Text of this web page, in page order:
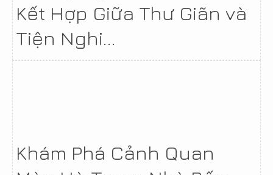
Kết Hợp Giữa Thư Giãn và
Tiện Nghi...
Khám Phá Cảnh Quan